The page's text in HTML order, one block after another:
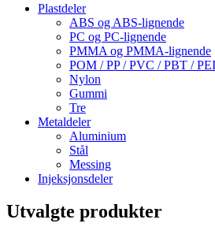
Plastdeler
ABS og ABS-lignende
PC og PC-lignende
PMMA og PMMA-lignende
POM / PP / PVC / PBT / PEI
Nylon
Gummi
Tre
Metaldeler
Aluminium
Stål
Messing
Injeksjonsdeler
Utvalgte produkter